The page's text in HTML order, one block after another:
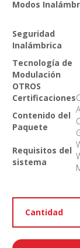
Modos
Seguridad
Inalámbrica
Tecnología de
Modulación
OTROS
Certificaciones
Contenido del
Paquete
Requisitos del
sistema
Cantidad